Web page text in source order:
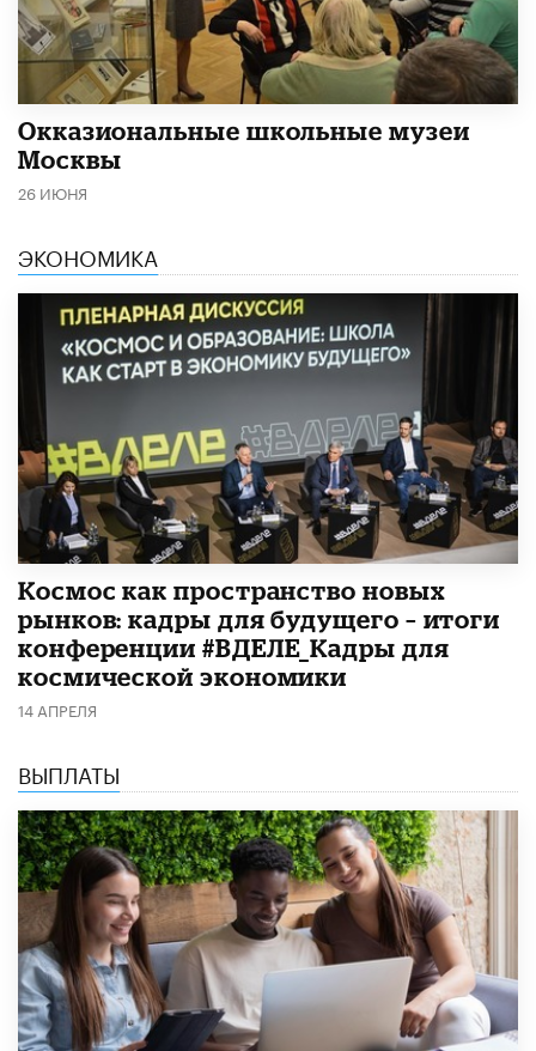
​Окказиональные школьные музеи
Москвы
26 ИЮНЯ
ЭКОНОМИКА
Космос как пространство новых
рынков: кадры для будущего – итоги
конференции #ВДЕЛЕ_Кадры для
космической экономики
14 АПРЕЛЯ
ВЫПЛАТЫ